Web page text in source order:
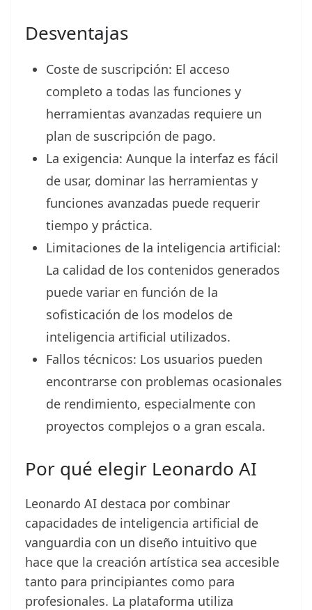
Desventajas
Coste de suscripción: El acceso
completo a todas las funciones y
herramientas avanzadas requiere un
plan de suscripción de pago.
La exigencia: Aunque la interfaz es fácil
de usar, dominar las herramientas y
funciones avanzadas puede requerir
tiempo y práctica.
Limitaciones de la inteligencia artificial:
La calidad de los contenidos generados
puede variar en función de la
sofisticación de los modelos de
inteligencia artificial utilizados.
Fallos técnicos: Los usuarios pueden
encontrarse con problemas ocasionales
de rendimiento, especialmente con
proyectos complejos o a gran escala.
Por qué elegir Leonardo AI
Leonardo AI destaca por combinar
capacidades de inteligencia artificial de
vanguardia con un diseño intuitivo que
hace que la creación artística sea accesible
tanto para principiantes como para
profesionales. La plataforma utiliza